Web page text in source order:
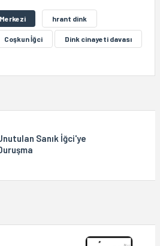
hrant dink
Coşkun İğci Dink cinayeti davası
Sanık İğci'ye